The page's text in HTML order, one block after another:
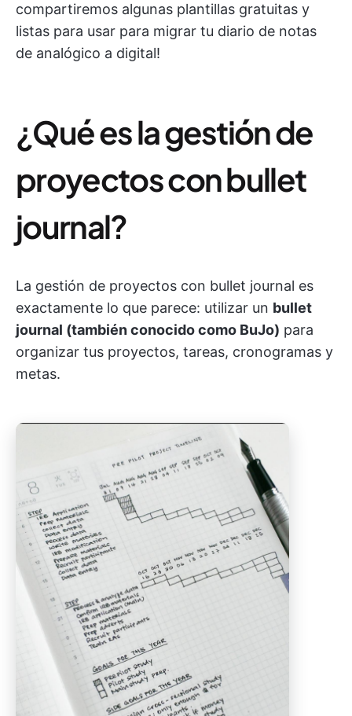
compartiremos algunas plantillas gratuitas y
listas para usar para migrar tu diario de notas
de analógico a digital!
¿Qué es la gestión de
proyectos con bullet
journal?
La gestión de proyectos con bullet journal es
exactamente lo que parece: utilizar un bullet
journal (también conocido como BuJo) para
organizar tus proyectos, tareas, cronogramas y
metas.